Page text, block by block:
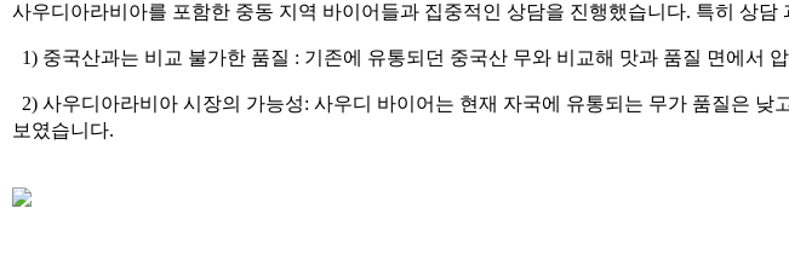
사우디아라비아를 포함한 중동 지역 바이어들과 집중적인 상담을 진행했습니다. 특히 상담
1) 중국산과는 비교 불가한 품질 : 기존에 유통되던 중국산 무와 비교해 맛과 품질 면에서
2) 사우디아라비아 시장의 가능성: 사우디 바이어는 현재 자국에 유통되는 무가 품질은
보였습니다.